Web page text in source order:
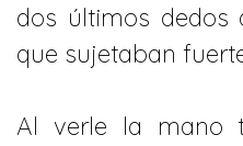
dos últimos dedos
que sujetaban
Al verle la mano